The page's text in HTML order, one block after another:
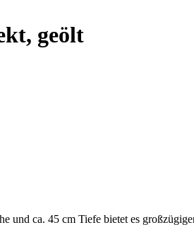
geölt
und ca. 45 cm Tiefe bietet es